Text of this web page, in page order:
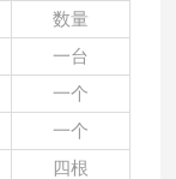
数量
一台
一个
一个
四根